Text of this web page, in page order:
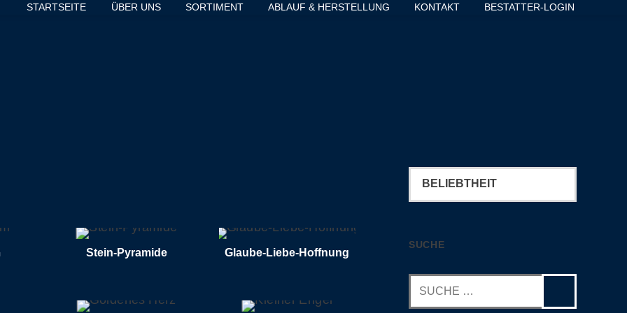
STARTSEITE ÜBER UNS SORTIMENT ABLAUF & HERSTELLUNG KONTAKT BESTATTER-LOGIN
Stein-Pyramide Glaube-Liebe-Hoffnung
SUCHE
nach: